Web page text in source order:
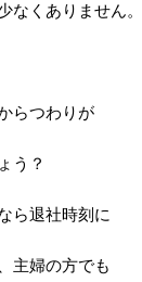
なくありません。
らつわりが
う？
ら退社時刻に
主婦の方でも